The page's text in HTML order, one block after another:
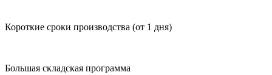
Короткие сроки производства (от 1 дня)
Большая складская программа